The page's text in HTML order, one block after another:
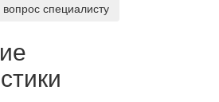
специалисту